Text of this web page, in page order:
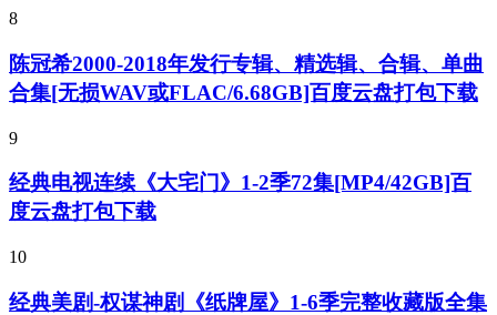
8
陈冠希2000-2018年发行专辑、精选辑、合辑、单曲
合集[无损WAV或FLAC/6.68GB]百度云盘打包下载
9
经典电视连续《大宅门》1-2季72集[MP4/42GB]百
度云盘打包下载
10
经典美剧-权谋神剧《纸牌屋》1-6季完整收藏版全集